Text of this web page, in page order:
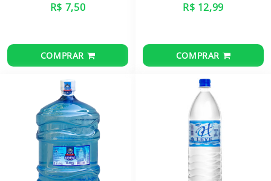
R$ 7,50
COMPRAR
R$ 12,99
COMPRAR